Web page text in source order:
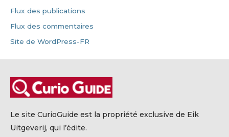
Flux des publications
Flux des commentaires
Site de WordPress-FR
Le site CurioGuide est la propriété exclusive de Eik
Uitgeverij, qui l’édite.